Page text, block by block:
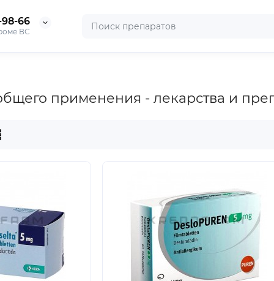
98-66
ВС
применения - лекарства и